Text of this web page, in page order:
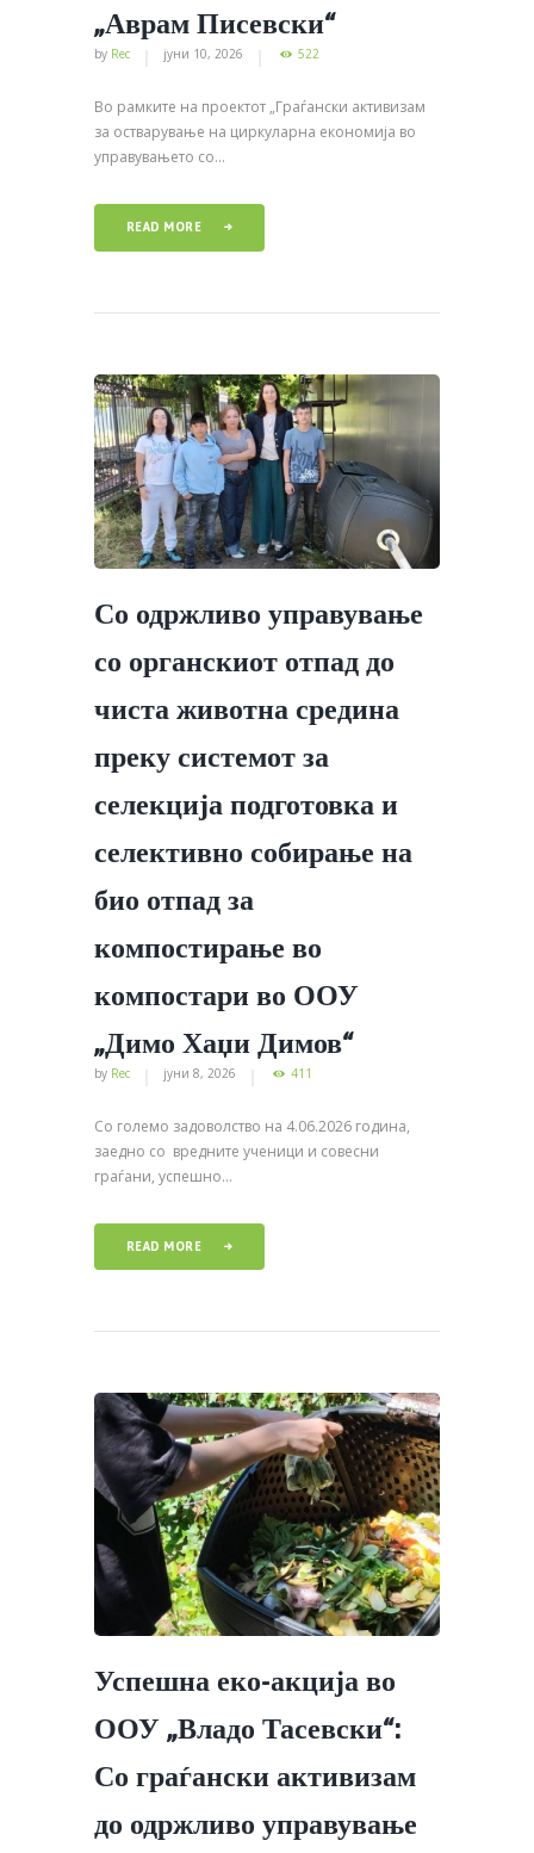
„Аврам Писевски“
by Rec јуни 10, 2026 522
Во рамките на проектот „Граѓански активизам
за остварување на циркуларна економија во
управувањето со...
READ MORE
Со одржливо управување
со органскиот отпад до
чиста животна средина
преку системот за
селекција подготовка и
селективно собирање на
био отпад за
компостирање во
компостари во ООУ
„Димо Хаџи Димов“
by Rec јуни 8, 2026 411
Со големо задоволство на 4.06.2026 година,
заедно со вредните ученици и совесни
граѓани, успешно...
READ MORE
Успешна еко-акција во
ООУ „Владо Тасевски“:
Со граѓански активизам
до одржливо управување